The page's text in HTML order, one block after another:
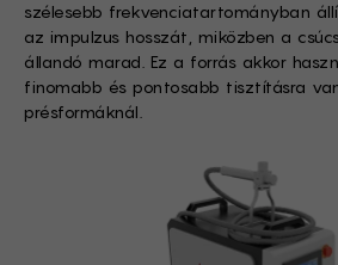
szélesebb frekvenciatartományban
az impulzus hosszát, miközben a
állandó marad. Ez a forrás akkor
finomabb és pontosabb tisztításra
présformáknál.